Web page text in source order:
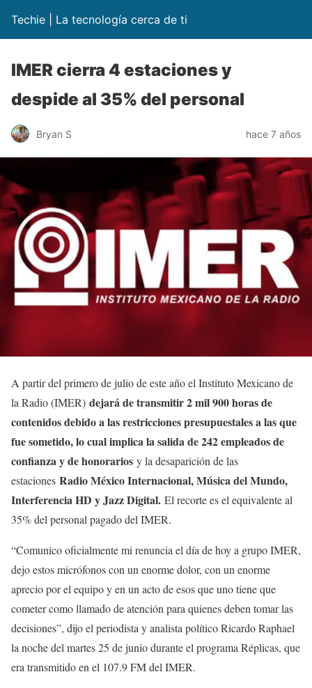
Techie | La tecnología cerca de ti
IMER cierra 4 estaciones y
despide al 35% del personal
Bryan S hace 7 años
A partir del primero de julio de este año el Instituto Mexicano de
la Radio (IMER) dejará de transmitir 2 mil 900 horas de
contenidos debido a las restricciones presupuestales a las que
fue sometido, lo cual implica la salida de 242 empleados de
confianza y de honorarios y la desaparición de las
estaciones Radio México Internacional, Música del Mundo,
Interferencia HD y Jazz Digital. El recorte es el equivalente al
35% del personal pagado del IMER.
“Comunico oficialmente mi renuncia el día de hoy a grupo IMER,
dejo estos micrófonos con un enorme dolor, con un enorme
aprecio por el equipo y en un acto de esos que uno tiene que
cometer como llamado de atención para quienes deben tomar las
decisiones”, dijo el periodista y analista político Ricardo Raphael
la noche del martes 25 de junio durante el programa Réplicas, que
era transmitido en el 107.9 FM del IMER.